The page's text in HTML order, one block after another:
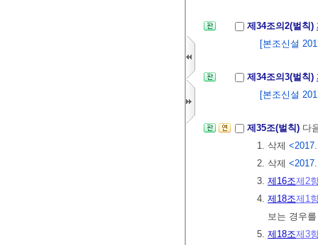
제34조의2(벌칙)
[본조신설
제34조의3(벌칙)
[본조신설
제35조(벌칙) 다
1. 삭제
2. 삭제
3. 제16조제2
4. 제18조제1
보는 경우
5. 제18조제3